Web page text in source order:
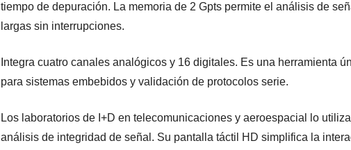
tiempo de depuración. La memoria de 2 Gpts permite el análisis de
largas sin interrupciones.
Integra cuatro canales analógicos y 16 digitales. Es una herramienta
para sistemas embebidos y validación de protocolos serie.
Los laboratorios de I+D en telecomunicaciones y aeroespacial lo
análisis de integridad de señal. Su pantalla táctil HD simplifica la